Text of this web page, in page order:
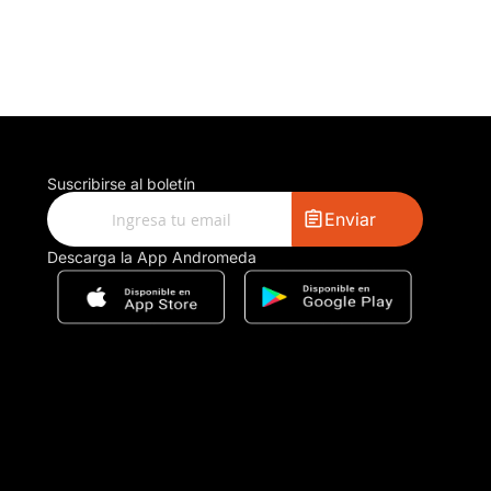
Suscribirse al boletín
Enviar
Descarga la App Andromeda